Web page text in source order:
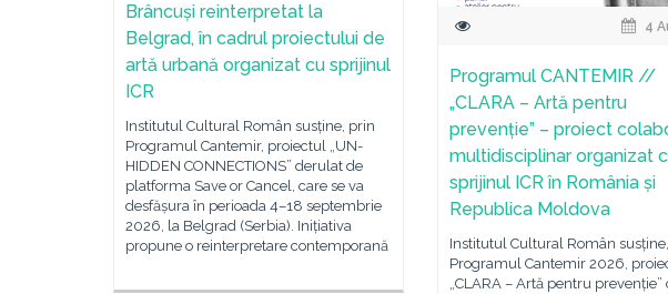
Brâncuși reinterpretat la
Belgrad, în cadrul proiectului de
artă urbană organizat cu sprijinul
ICR
Institutul Cultural Român susține, prin
Programul Cantemir, proiectul „UN-
HIDDEN CONNECTIONS” derulat de
platforma Save or Cancel, care se va
desfășura în perioada 4–18 septembrie
2026, la Belgrad (Serbia). Inițiativa
propune o reinterpretare contemporană
4
Programul CANTEMIR //
„CLARA – Artă pentru
prevenție” – proiect
multidisciplinar organizat
sprijinul ICR în România și
Republica Moldova
Institutul Cultural Român
Programul Cantemir 2026,
„CLARA – Artă pentru